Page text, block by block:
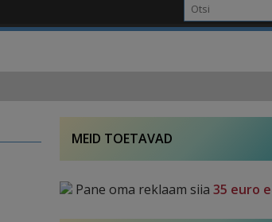
MEID TOETAVAD
Pane oma reklaam siia 35 euro